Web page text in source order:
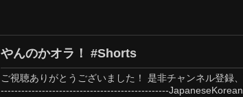
やんのかオラ！ #Shorts
ご視聴ありがとうございました！ 是非チャンネル登録
-------------------------------------------------